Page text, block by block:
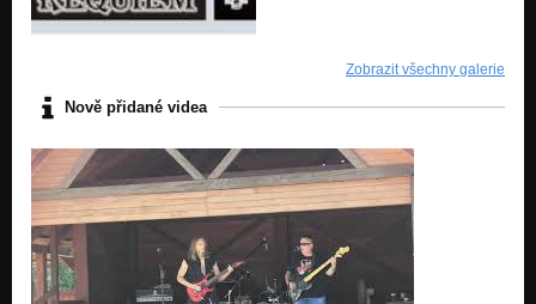
Život nevyhrál
Popelka
Na západní frontě klid
Nymfomanka
Na západní frontě klid
Zobrazit všechny galerie
Nově přidané videa